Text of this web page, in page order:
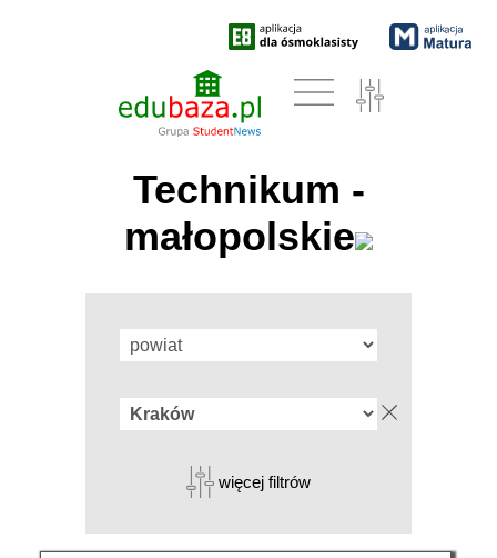
Technikum -
małopolskie
więcej filtrów